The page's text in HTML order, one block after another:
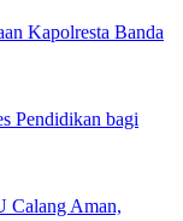
Kapolresta Banda
Pendidikan bagi
Calang Aman,